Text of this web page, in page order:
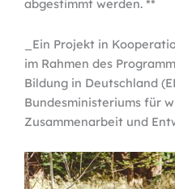
abgestimmt werden. **
_Ein Projekt in
im Rahmen des
Bildung in Deutschland
Bundesministeriums für
Zusammenarbeit und